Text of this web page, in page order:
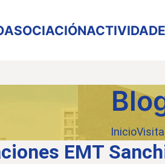
ASOCIACIÓN
Inicio
EMT